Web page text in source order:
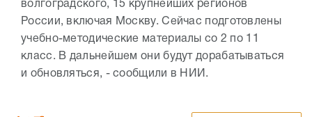
волгоградского, 15 крупнейших регионов
России, включая Москву. Сейчас подготовлены
учебно-методические материалы со 2 по 11
класс. В дальнейшем они будут дорабатываться
и обновляться, - сообщили в НИИ.